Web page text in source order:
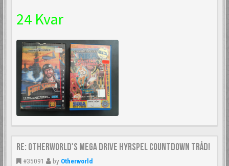
24 Kvar
Re: Otherworld's Mega Drive Hyrspel Countdown Tråd!
#35091 by Otherworld